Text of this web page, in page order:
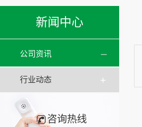
新闻中心
公司资讯
行业动态
咨询热线